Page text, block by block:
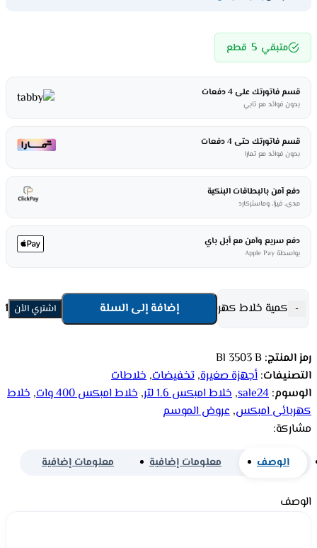
متبقي 5 قطع
قسم فاتورتك على 4 دفعات
بدون فوائد مع تابي
قسم فاتورتك حتى 4 دفعات
بدون فوائد مع تمارا
دفع آمن بالبطاقات البنكية
مدى، فيزا، وماستركارد
دفع سريع وآمن مع أبل باي
بواسطة Apple Pay
- كمية خلاط كهرباء إمبكس 3*1 - 400 وات – أبيض Bl 3503 Bإضافة إلى السلة اشتري الأن
رمز المنتج: Bl 3503 B
التصنيفات: أجهزة صغيرة, تخفيضات, خلاطات
الوسوم: sale24
, خلاط امبكس 1.6 لتر , خلاط امبكس 400 وات , خلاط
كهربائى امبكس, عروض الموسم
مشاركة:
الوصف معلومات إضافية معلومات إضافية
الوصف